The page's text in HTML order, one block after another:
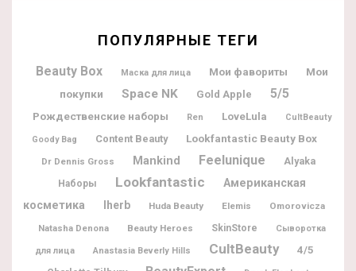
ПОПУЛЯРНЫЕ ТЕГИ
Beauty Box Маска для лица Мои фавориты
Мои
покупки
Space NK Gold Apple 5/5
Рождественские наборы Ren LoveLula CultBeauty
Goody Bag Content Beauty Lookfantastic Beauty Box
Dr Dennis Gross Mankind Feelunique Alyaka
Наборы Lookfantastic
Американская
косметика
Iherb Huda Beauty Elemis
Omorovicza
Natasha Denona
Beauty Heroes SkinStore Сыворотка
для лица Anastasia Beverly Hills CultBeauty
4/5